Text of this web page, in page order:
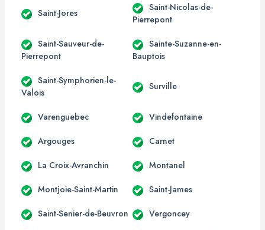
Saint-Jores
Saint-Nicolas-de-
Pierrepont
Saint-Sauveur-de-
Pierrepont
Sainte-Suzanne-en-
Bauptois
Saint-Symphorien-le-
Valois
Surville
Varenguebec Vindefontaine
Argouges Carnet
La Croix-Avranchin Montanel
Montjoie-Saint-Martin Saint-James
Saint-Senier-de-Beuvron Vergoncey